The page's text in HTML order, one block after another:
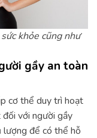
khỏe cũng như
gầy an toàn
cơ thể duy trì hoạt
với người gầy
lượng để có thể hỗ